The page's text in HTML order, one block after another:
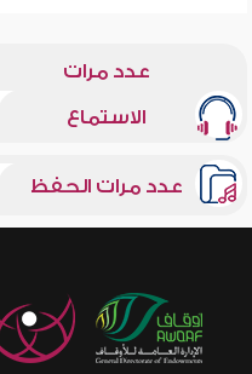
عدد مرات
الاستماع
عدد مرات الحفظ